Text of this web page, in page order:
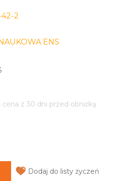
2
ENS
cena z 30 dni przed obniżką
Dodaj do listy życzeń